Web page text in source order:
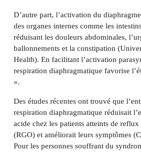
D’autre part, l’activation du
des organes internes comme les
réduisant les douleurs abdominales,
ballonnements et la constipation
Health). En facilitant l’activation
respiration diaphragmatique favorise
».
Des études récentes ont trouvé que
respiration diaphragmatique réduisait
acide chez les patients atteints de
(RGO) et améliorait leurs symptômes
Pour les personnes souffrant du